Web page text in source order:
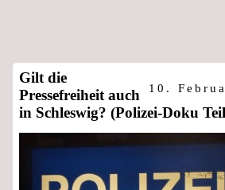
10.
Gilt die
Pressefreiheit auch
in Schleswig? (Polizei-Doku